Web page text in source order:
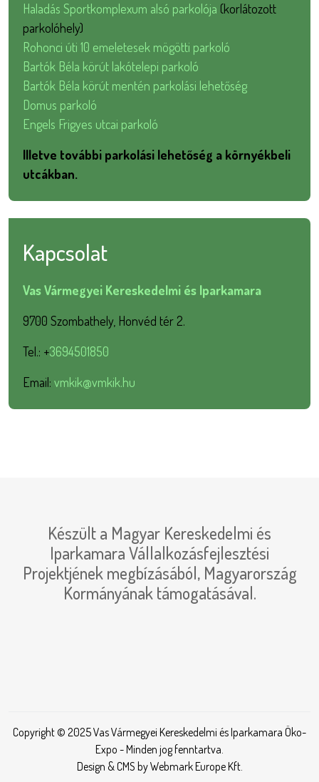
Haladás Sportkomplexum alsó parkolója (korlátozott
parkolóhely)
Rohonci úti 10 emeletesek mögötti parkoló
Bartók Béla körút lakótelepi parkoló
Bartók Béla körút mentén parkolási lehetőség
Domus parkoló
Engels Frigyes utcai parkoló
Illetve további parkolási lehetőség a környékbeli
utcákban.
Kapcsolat
Vas Vármegyei Kereskedelmi és Iparkamara
9700 Szombathely, Honvéd tér 2.
Tel.: +3694501850
Email: vmkik@vmkik.hu
Készült a Magyar Kereskedelmi és
Iparkamara Vállalkozásfejlesztési
Projektjének megbízásából, Magyarország
Kormányának támogatásával.
Copyright © 2025 Vas Vármegyei Kereskedelmi és Iparkamara Öko-
Expo - Minden jog fenntartva.
Design & CMS by Webmark Europe Kft.